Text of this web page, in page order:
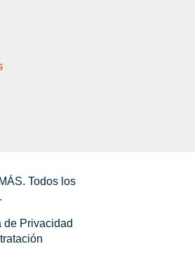
Todos los
de Privacidad